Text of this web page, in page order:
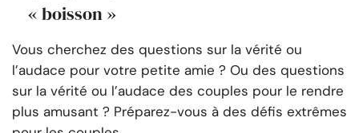
« boisson »
Vous cherchez des questions sur la vérité ou
l’audace pour votre petite amie ? Ou des questions
sur la vérité ou l’audace des couples pour le rendre
plus amusant ? Préparez-vous à des défis extrêmes